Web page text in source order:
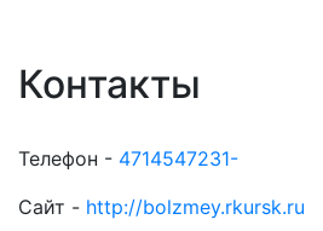
Контакты
Телефон - 4714547231-
Сайт - http://bolzmey.rkursk.ru